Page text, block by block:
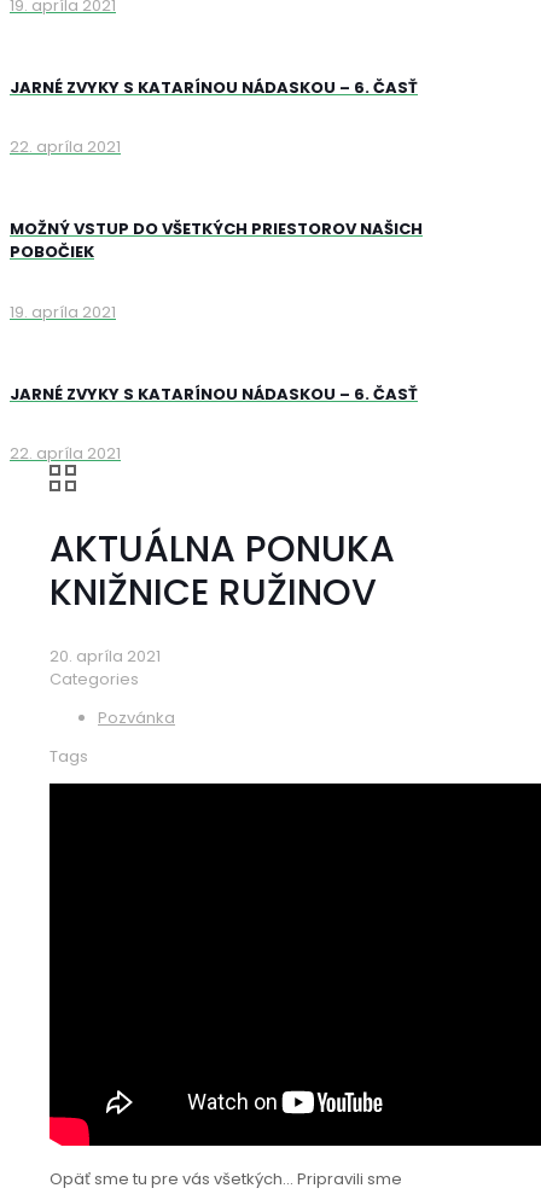
19. apríla 2021
JARNÉ ZVYKY S KATARÍNOU NÁDASKOU – 6. ČASŤ
22. apríla 2021
MOŽNÝ VSTUP DO VŠETKÝCH PRIESTOROV NAŠICH
POBOČIEK
19. apríla 2021
JARNÉ ZVYKY S KATARÍNOU NÁDASKOU – 6. ČASŤ
22. apríla 2021
AKTUÁLNA PONUKA
KNIŽNICE RUŽINOV
20. apríla 2021
Categories
Pozvánka
Tags
Opäť sme tu pre vás všetkých... Pripravili sme